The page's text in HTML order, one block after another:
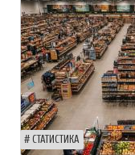
СТАТИСТИКА